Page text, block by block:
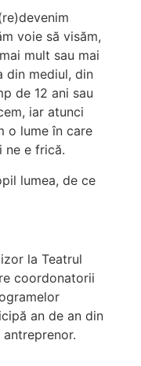
voie să visăm,
mult sau mai
din mediul, din
de 12 ani sau
iar atunci
o lume în care
ne e frică.
lumea, de ce
la Teatrul
coordonatorii
an de an din